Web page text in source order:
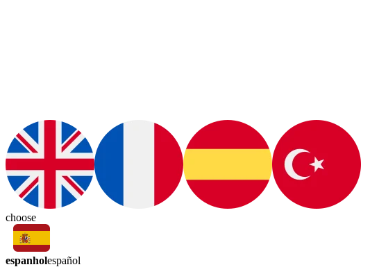
choose
espanholespañol